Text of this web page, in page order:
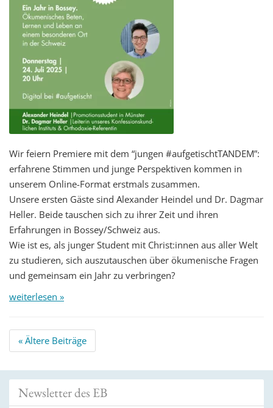
Wir feiern Premiere mit dem “jungen #aufgetischtTANDEM”:
erfahrene Stimmen und junge Perspektiven kommen in
unserem Online-Format erstmals zusammen.
Unsere ersten Gäste sind Alexander Heindel und Dr. Dagmar
Heller. Beide tauschen sich zu ihrer Zeit und ihren
Erfahrungen in Bossey/Schweiz aus.
Wie ist es, als junger Student mit Christ:innen aus aller Welt
zu studieren, sich auszutauschen über ökumenische Fragen
und gemeinsam ein Jahr zu verbringen?
weiterlesen »
Beitrags
Navigation
« Ältere Beiträge
Newsletter des EB